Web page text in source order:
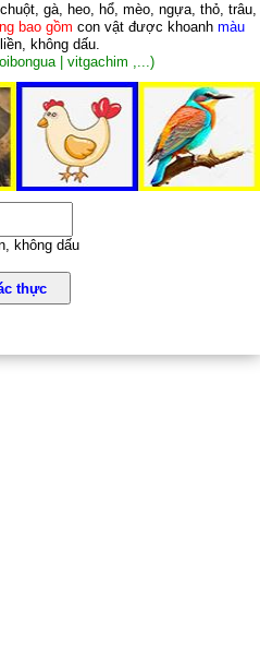
gà, heo, hổ, mèo, ngựa, thỏ, trâu,
bao gồm con vật được khoanh màu
không dấu.
| vitgachim ,...)
không dấu
thực